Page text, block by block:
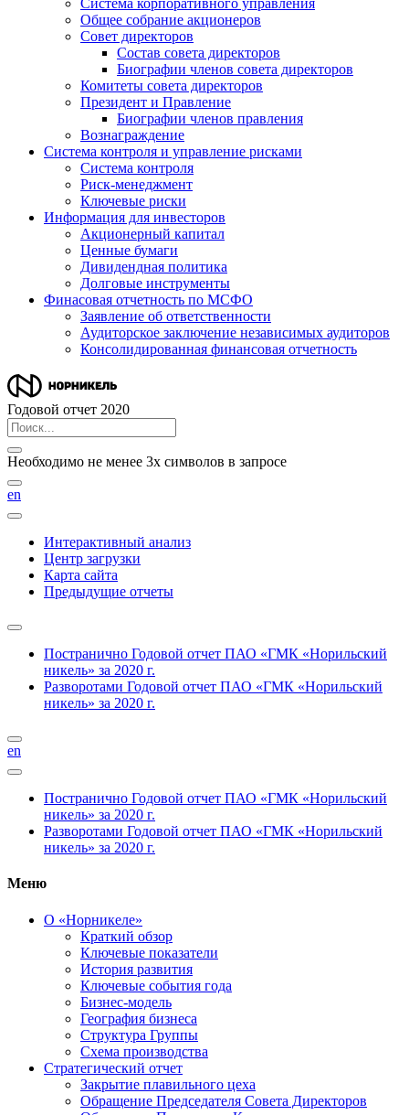
Система корпоративного управления
Общее собрание акционеров
Совет директоров
Состав совета директоров
Биографии членов совета директоров
Комитеты совета директоров
Президент и Правление
Биографии членов правления
Вознаграждение
Система контроля и управление рисками
Система контроля
Риск-менеджмент
Ключевые риски
Информация для инвесторов
Акционерный капитал
Ценные бумаги
Дивидендная политика
Долговые инструменты
Финасовая отчетность по МСФО
Заявление об ответственности
Аудиторское заключение независимых аудиторов
Консолидированная финансовая отчетность
Годовой отчет 2020
Необходимо не менее 3х символов в запросе
en
Интерактивный анализ
Центр загрузки
Карта сайта
Предыдущие отчеты
Постранично Годовой отчет ПАО «ГМК «Норильский
никель» за 2020 г.
Разворотами Годовой отчет ПАО «ГМК «Норильский
никель» за 2020 г.
en
Постранично Годовой отчет ПАО «ГМК «Норильский
никель» за 2020 г.
Разворотами Годовой отчет ПАО «ГМК «Норильский
никель» за 2020 г.
Меню
О «Норникеле»
Краткий обзор
Ключевые показатели
История развития
Ключевые события года
Бизнес-модель
География бизнеса
Структура Группы
Схема производства
Стратегический отчет
Закрытие плавильного цеха
Обращение Председателя Совета Директоров